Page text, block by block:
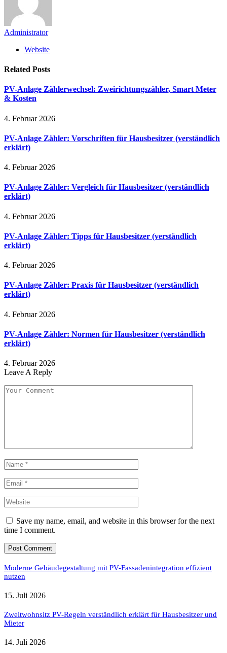
Administrator
Website
Related Posts
PV-Anlage Zählerwechsel: Zweirichtungszähler, Smart Meter
& Kosten
4. Februar 2026
PV-Anlage Zähler: Vorschriften für Hausbesitzer (verständlich
erklärt)
4. Februar 2026
PV-Anlage Zähler: Vergleich für Hausbesitzer (verständlich
erklärt)
4. Februar 2026
PV-Anlage Zähler: Tipps für Hausbesitzer (verständlich
erklärt)
4. Februar 2026
PV-Anlage Zähler: Praxis für Hausbesitzer (verständlich
erklärt)
4. Februar 2026
PV-Anlage Zähler: Normen für Hausbesitzer (verständlich
erklärt)
4. Februar 2026
Leave A Reply
Save my name, email, and website in this browser for the next
time I comment.
Moderne Gebäudegestaltung mit PV-Fassadenintegration effizient
nutzen
15. Juli 2026
Zweitwohnsitz PV-Regeln verständlich erklärt für Hausbesitzer und
Mieter
14. Juli 2026